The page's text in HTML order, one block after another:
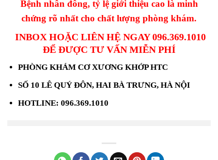
Bệnh nhân đông, tỷ lệ giới thiệu cao là minh
chứng rõ nhất cho chất lượng phòng khám.
INBOX HOẶC LIÊN HỆ NGAY 096.369.1010
ĐỂ ĐƯỢC TƯ VẤN MIỄN PHÍ
PHÒNG KHÁM CƠ XƯƠNG KHỚP HTC
SỐ 10 LÊ QUÝ ĐÔN, HAI BÀ TRƯNG, HÀ NỘI
HOTLINE: 096.369.1010